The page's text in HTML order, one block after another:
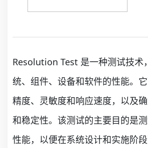
Resolution Test 是一种测试技术
统、组件、设备和软件的性能。
精度、灵敏度和响应速度，以及
和稳定性。该测试的主要目的是
性能，以便在系统设计和实施阶